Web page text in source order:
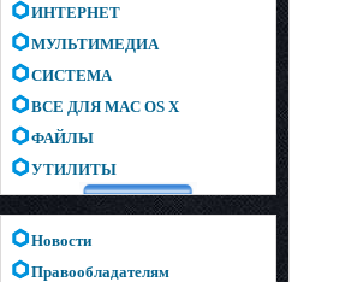
ИНТЕРНЕТ
МУЛЬТИМЕДИА
СИСТЕМА
ВСЕ ДЛЯ MAC OS X
ФАЙЛЫ
УТИЛИТЫ
Новости
Правообладателям